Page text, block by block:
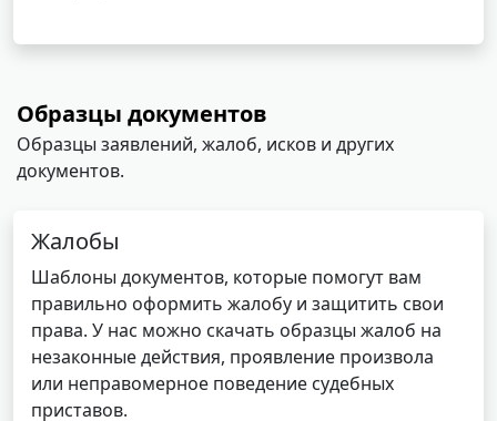
Образцы документов
Образцы заявлений, жалоб, исков и других
документов.
Жалобы
Шаблоны документов, которые помогут вам
правильно оформить жалобу и защитить свои
права. У нас можно скачать образцы жалоб на
незаконные действия, проявление произвола
или неправомерное поведение судебных
приставов.